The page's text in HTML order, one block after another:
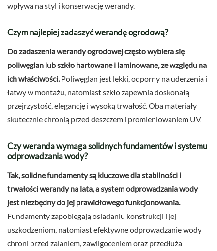
wpływa na styl i konserwację werandy.
Czym najlepiej zadaszyć werandę ogrodową?
Do zadaszenia werandy ogrodowej często wybiera się
poliwęglan lub szkło hartowane i laminowane, ze względu na
ich właściwości. Poliwęglan jest lekki, odporny na uderzenia i
łatwy w montażu, natomiast szkło zapewnia doskonałą
przejrzystość, elegancję i wysoką trwałość. Oba materiały
skutecznie chronią przed deszczem i promieniowaniem UV.
Czy weranda wymaga solidnych fundamentów i systemu
odprowadzania wody?
Tak, solidne fundamenty są kluczowe dla stabilności i
trwałości werandy na lata, a system odprowadzania wody
jest niezbędny do jej prawidłowego funkcjonowania.
Fundamenty zapobiegają osiadaniu konstrukcji i jej
uszkodzeniom, natomiast efektywne odprowadzanie wody
chroni przed zalaniem, zawilgoceniem oraz przedłuża